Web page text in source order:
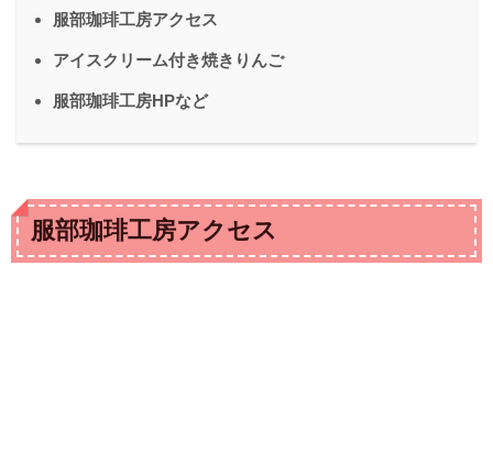
服部珈琲工房アクセス
アイスクリーム付き焼きりんご
服部珈琲工房HPなど
服部珈琲工房アクセス